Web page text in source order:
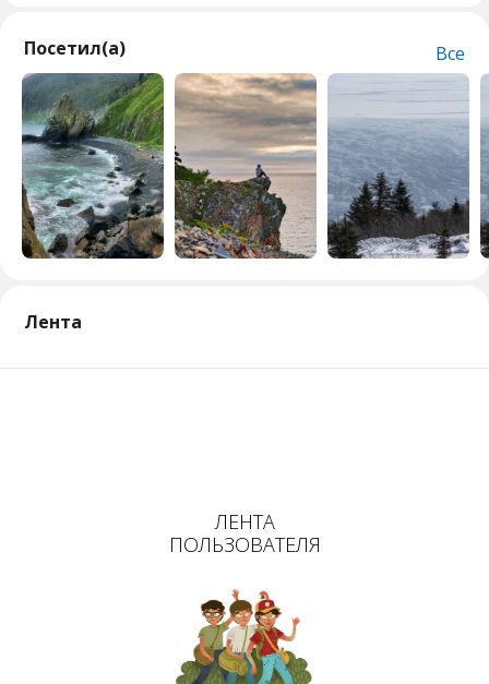
Посетил(а) Все
Лента
ЛЕНТА
ПОЛЬЗОВАТЕЛЯ